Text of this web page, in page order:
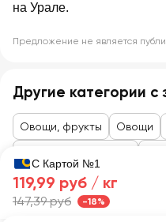
на Урале.
Предложение не является
Другие категории с
Овощи, фрукты Овощи
С Картой №1
119,99 руб / кг
147,39 руб -18%